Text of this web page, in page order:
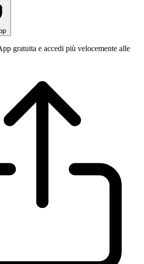
gratuita e accedi più velocemente alle